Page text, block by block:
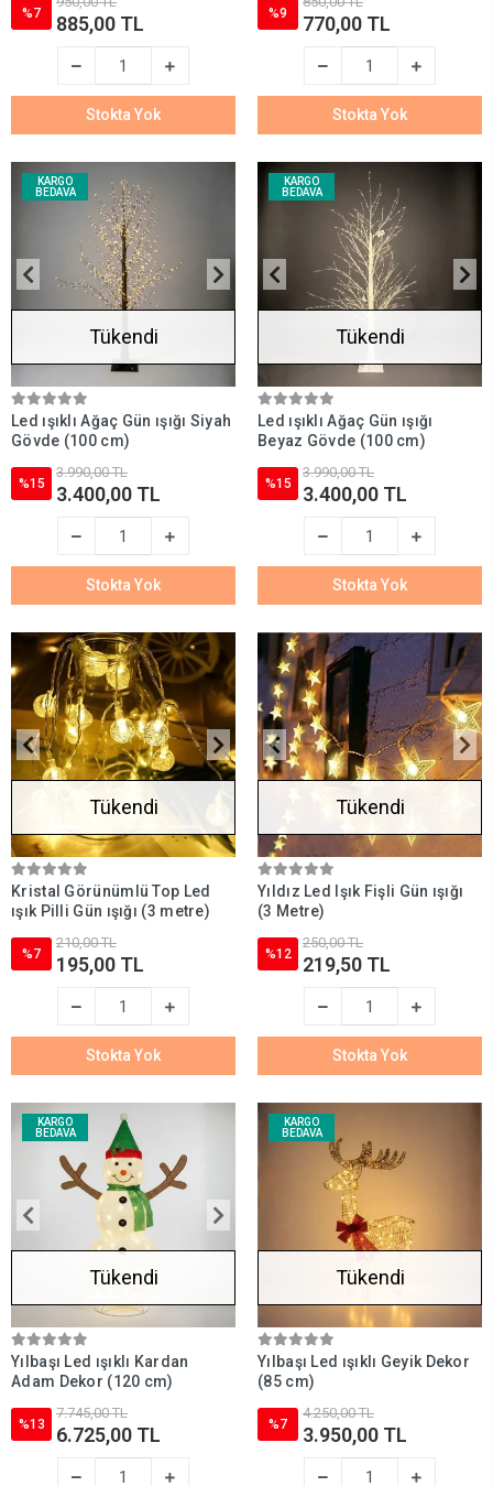
%7 885,00 TL
Stokta Yok
%9 770,00 TL
Stokta Yok
KARGO
BEDAVA
Tükendi
Led ışıklı Ağaç Gün ışığı Siyah
Gövde (100 cm)
%15
3.990,00 TL
3.400,00 TL
Stokta Yok
KARGO
BEDAVA
Tükendi
Led ışıklı Ağaç Gün ışığı
Beyaz Gövde (100 cm)
%15
3.990,00 TL
3.400,00 TL
Stokta Yok
Tükendi
Kristal Görünümlü Top Led
ışık Pilli Gün ışığı (3 metre)
%7
210,00 TL
195,00 TL
Stokta Yok
Tükendi
Yıldız Led Işık Fişli Gün ışığı
(3 Metre)
%12
250,00 TL
219,50 TL
Stokta Yok
KARGO
BEDAVA
Tükendi
Yılbaşı Led ışıklı Kardan
Adam Dekor (120 cm)
%13
7.745,00 TL
6.725,00 TL
KARGO
BEDAVA
Tükendi
Yılbaşı Led ışıklı Geyik Dekor
(85 cm)
%7
4.250,00 TL
3.950,00 TL